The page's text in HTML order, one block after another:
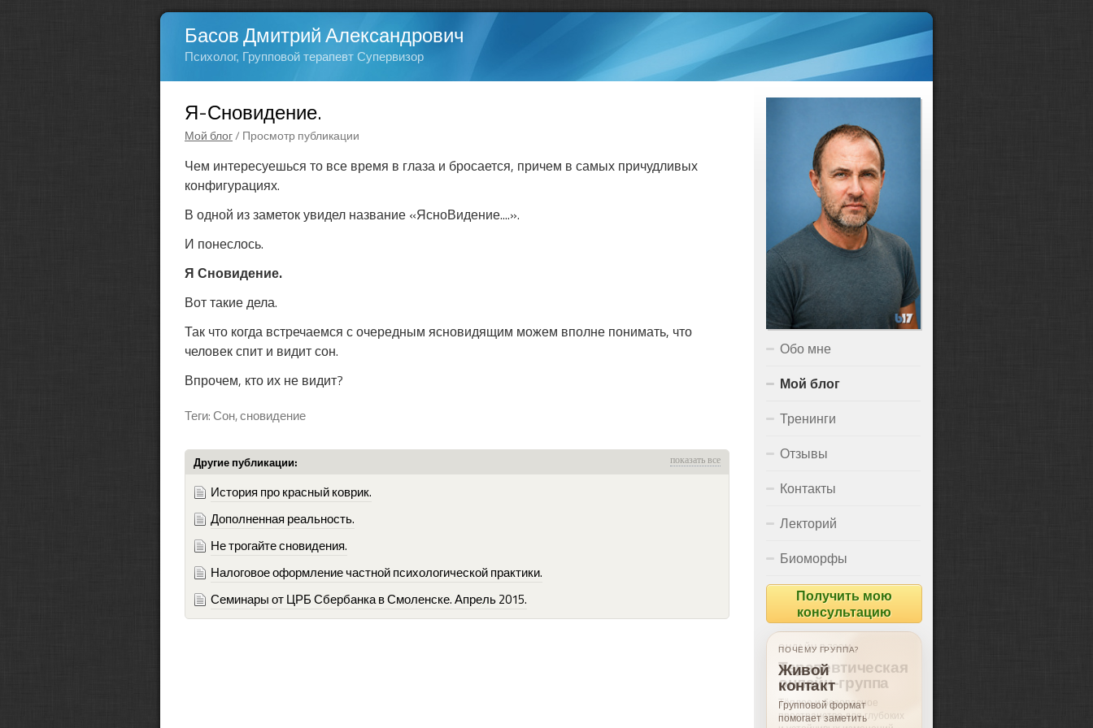
Басов Дмитрий Александрович
Психолог, Групповой терапевт Супервизор
Я-Сновидение.
Мой блог/ Просмотр публикации
Чем интересуешься то все время в глаза и бросается, причем в самых причудливых
конфигурациях.
В одной из заметок увидел название «ЯсноВидение....».
И понеслось.
Я Сновидение.
Вот такие дела.
Так что когда встречаемся с очередным ясновидящим можем вполне понимать, что
человек спит и видит сон.
Впрочем, кто их не видит?
Теги: Сон, сновидение
показать все
Другие публикации:
История про красный коврик.
Дополненная реальность.
Не трогайте сновидения.
Налоговое оформление частной психологической практики.
Семинары от ЦРБ Сбербанка в Смоленске. Апрель 2015.
Обо мне
Мой блог
Тренинги
Отзывы
Контакты
Лекторий
Биоморфы
Получить мою
консультацию
ПОЧЕМУ ГРУППА?
Живой
контакт
Групповой формат
помогает заметить